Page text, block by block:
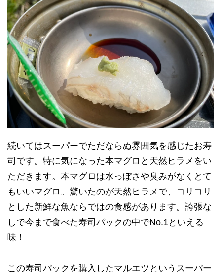
続いてはスーパーでただならぬ雰囲気を感じたお寿
司です。特に気になった本マグロと天然ヒラメをい
ただきます。本マグロは水っぽさや臭みがなくとて
もいいマグロ。驚いたのが天然ヒラメで、コリコリ
とした新鮮な魚ならではの食感があります。誇張な
しで今まで食べた寿司パックの中でNo.1といえる
味！
この寿司パックを購入したマルエツというスーパー